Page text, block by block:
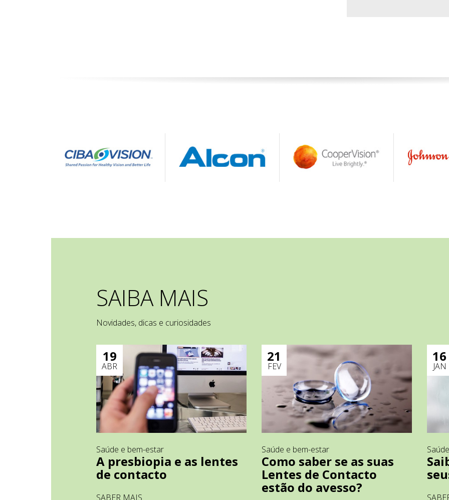
SAIBA MAIS
Novidades, dicas e curiosidades
19
ABR
Saúde e bem-estar
A presbiopia e as lentes
de contacto
SABER MAIS
21
FEV
Saúde e bem-estar
Como saber se as suas
Lentes de Contacto
estão do avesso?
16
JAN